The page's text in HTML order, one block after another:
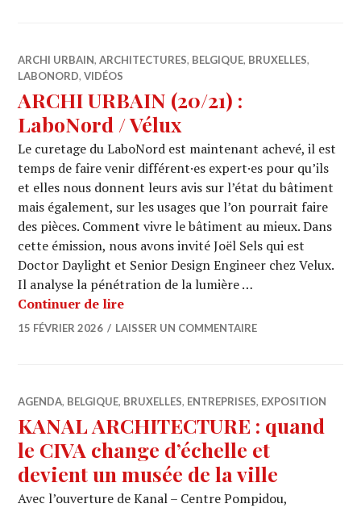
ARCHI URBAIN,ARCHITECTURES, BELGIQUE, BRUXELLES,
LABONORD,VIDÉOS
ARCHI URBAIN (20/21) :
LaboNord / Vélux
Le curetage du LaboNord est maintenant achevé, il est
temps de faire venir différent·es expert·es pour qu’ils
et elles nous donnent leurs avis sur l’état du bâtiment
mais également, sur les usages que l’on pourrait faire
des pièces. Comment vivre le bâtiment au mieux. Dans
cette émission, nous avons invité Joël Sels qui est
Doctor Daylight et Senior Design Engineer chez Velux.
Il analyse la pénétration de la lumière …
Continuer de lireARCHI URBAIN (20/21) : LaboNord /
15 FÉVRIER 2026 LAISSER UN COMMENTAIRE
AGENDA, BELGIQUE, BRUXELLES, ENTREPRISES, EXPOSITION
KANAL ARCHITECTURE : quand
le CIVA change d’échelle et
devient un musée de la ville
Avec l’ouverture de Kanal – Centre Pompidou,